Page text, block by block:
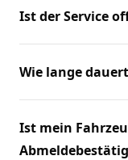
Ist der Service
Wie lange
Ist mein